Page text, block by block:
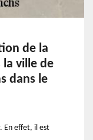
de la
ville de
dans le
En effet, il est